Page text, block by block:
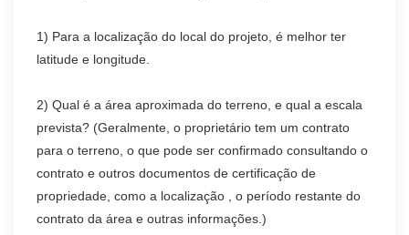
1) Para a localização do local do projeto, é melhor ter
latitude e longitude.
2) Qual é a área aproximada do terreno, e qual a escala
prevista? (Geralmente, o proprietário tem um contrato
para o terreno, o que pode ser confirmado consultando o
contrato e outros documentos de certificação de
propriedade, como a localização , o período restante do
contrato da área e outras informações.)